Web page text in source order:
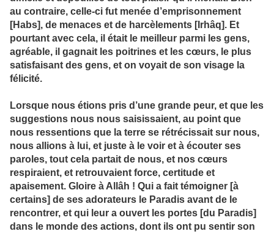
au contraire, celle-ci fut menée d’emprisonnement
[Habs], de menaces et de harcèlements [Irhâq]. Et
pourtant avec cela, il était le meilleur parmi les gens,
agréable, il gagnait les poitrines et les cœurs, le plus
satisfaisant des gens, et on voyait de son visage la
félicité.
Lorsque nous étions pris d’une grande peur, et que les
suggestions nous nous saisissaient, au point que
nous ressentions que la terre se rétrécissait sur nous,
nous allions à lui, et juste à le voir et à écouter ses
paroles, tout cela partait de nous, et nos cœurs
respiraient, et retrouvaient force, certitude et
apaisement. Gloire à Allâh ! Qui a fait témoigner [à
certains] de ses adorateurs le Paradis avant de le
rencontrer, et qui leur a ouvert les portes [du Paradis]
dans le monde des actions, dont ils ont pu sentir son